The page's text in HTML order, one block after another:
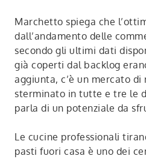
Marchetto spiega che
dall’andamento delle
secondo gli ultimi dati
già coperti dal backlog
aggiunta, c’è un mercato
sterminato in tutte e tre le
parla di un potenziale da
Le cucine professionali
pasti fuori casa è uno dei